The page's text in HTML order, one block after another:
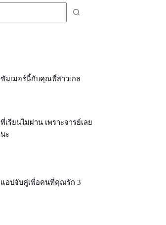
ซัมเมอร์นี้กับคุณพี่สาวเกล
ที่เรียนไม่ผ่าน เพราะจารย์เลย
นะ
แอปจับคู่เพื่อคนที่คุณรัก 3